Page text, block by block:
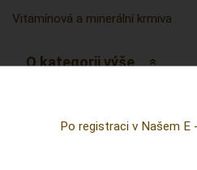
Vitamínová a minerální krmiva
O kategorii výše
nejprodávanější
Po registraci v Našem E